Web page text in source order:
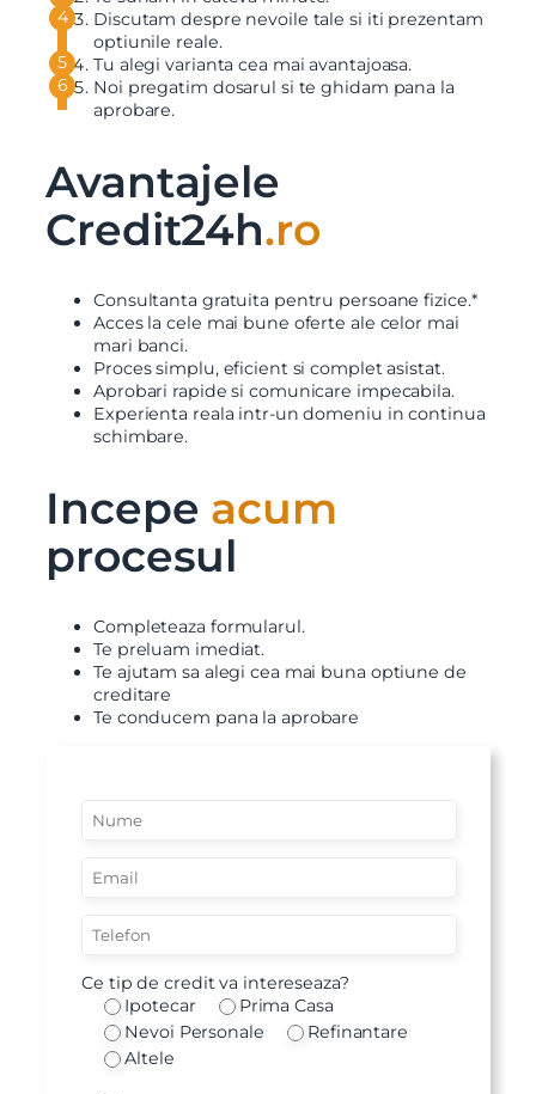
Discutam despre nevoile tale si iti prezentam
optiunile reale.
Tu alegi varianta cea mai avantajoasa.
Noi pregatim dosarul si te ghidam pana la
aprobare.
Avantajele
Credit24h.ro
Consultanta gratuita pentru persoane fizice.*
Acces la cele mai bune oferte ale celor mai
mari banci.
Proces simplu, eficient si complet asistat.
Aprobari rapide si comunicare impecabila.
Experienta reala intr-un domeniu in continua
schimbare.
Incepe acum
procesul
Completeaza formularul.
Te preluam imediat.
Te ajutam sa alegi cea mai buna optiune de
creditare
Te conducem pana la aprobare
Ce tip de credit va intereseaza?
Ipotecar
Prima Casa
Nevoi Personale
Refinantare
Altele
Vreau sa fiu contactat
Telefon
Mesaj
Am citit si sunt de acord cu
SudRezidential.ro